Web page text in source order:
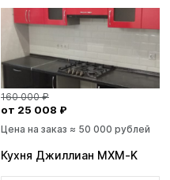
160 000 ₽
от 25 008 ₽
Цена на заказ ≈ 50 000 рублей
Кухня Джиллиан MXM-K